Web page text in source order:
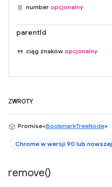
number opcjonalny
parentId
ciąg znaków opcjonalny
ZWROTY
Promise<BookmarkTreeNode>
Chrome w wersji 90 lub nowszej
remove()